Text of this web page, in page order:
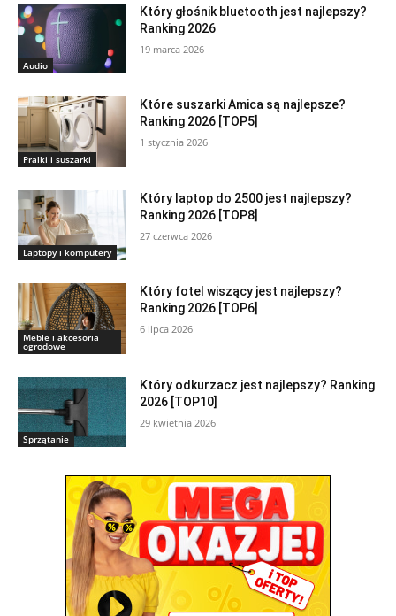
Audio
Który głośnik bluetooth jest najlepszy?
Ranking 2026
19 marca 2026
Pralki i suszarki
Które suszarki Amica są najlepsze?
Ranking 2026 [TOP5]
1 stycznia 2026
Laptopy i komputery
Który laptop do 2500 jest najlepszy?
Ranking 2026 [TOP8]
27 czerwca 2026
Meble i akcesoria
ogrodowe
Który fotel wiszący jest najlepszy?
Ranking 2026 [TOP6]
6 lipca 2026
Sprzątanie
Który odkurzacz jest najlepszy? Ranking
2026 [TOP10]
29 kwietnia 2026